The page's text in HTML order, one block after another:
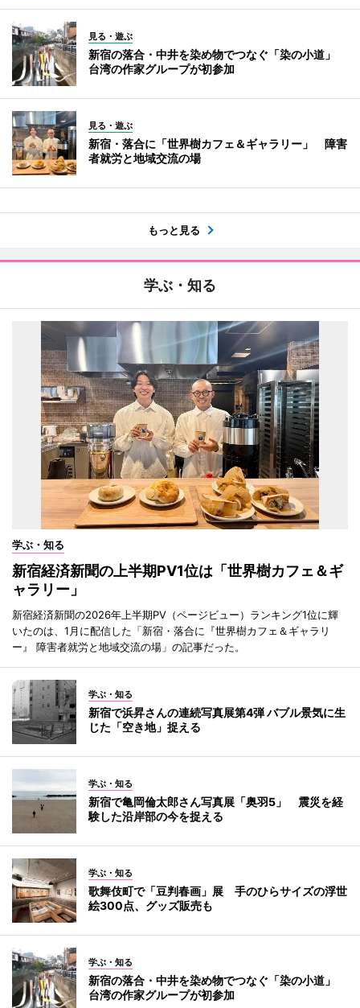
見る・遊ぶ
新宿の落合・中井を染め物でつなぐ「染の小道」
台湾の作家グループが初参加
見る・遊ぶ
新宿・落合に「世界樹カフェ＆ギャラリー」 障害
者就労と地域交流の場
もっと見る
学ぶ・知る
学ぶ・知る
新宿経済新聞の上半期PV1位は「世界樹カフェ＆ギ
ャラリー」
新宿経済新聞の2026年上半期PV（ページビュー）ランキング1位に輝
いたのは、1月に配信した「新宿・落合に『世界樹カフェ＆ギャラリ
ー』 障害者就労と地域交流の場」の記事だった。
学ぶ・知る
新宿で浜昇さんの連続写真展第4弾 バブル景気に生
じた「空き地」捉える
学ぶ・知る
新宿で亀岡倫太郎さん写真展「奥羽5」 震災を経
験した沿岸部の今を捉える
学ぶ・知る
歌舞伎町で「豆判春画」展 手のひらサイズの浮世
絵300点、グッズ販売も
学ぶ・知る
新宿の落合・中井を染め物でつなぐ「染の小道」
台湾の作家グループが初参加